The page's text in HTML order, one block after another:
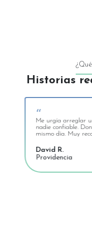
Historias
no encontraba a
me resolvió el
”